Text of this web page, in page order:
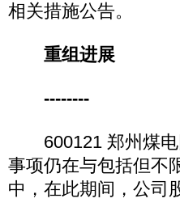
相关措施公告。
重组进展
--------
600121 郑州煤电
事项仍在与包括但不
中，在此期间，公司